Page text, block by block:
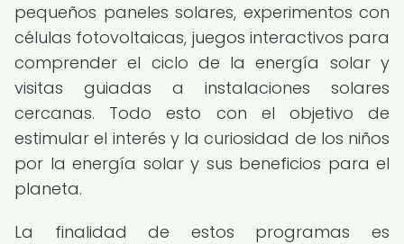
pequeños paneles solares, experimentos con
células fotovoltaicas, juegos interactivos para
comprender el ciclo de la energía solar y
visitas guiadas a instalaciones solares
cercanas. Todo esto con el objetivo de
estimular el interés y la curiosidad de los niños
por la energía solar y sus beneficios para el
planeta.
La finalidad de estos programas es